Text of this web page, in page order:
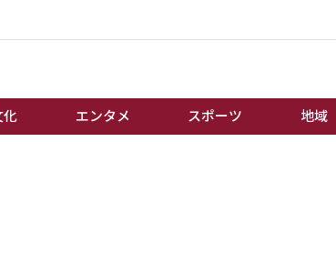
化 エンタメ スポーツ 地域